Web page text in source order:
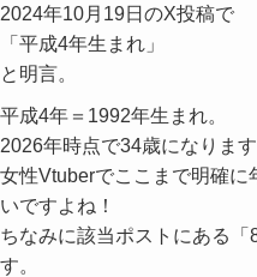
2024年10月19日のX投稿で
「平成4年生まれ」
と明言。
平成4年＝1992年生まれ。
2026年時点で34歳になります
女性Vtuberでここまで明確に
いですよね！
ちなみに該当ポストにある
す。